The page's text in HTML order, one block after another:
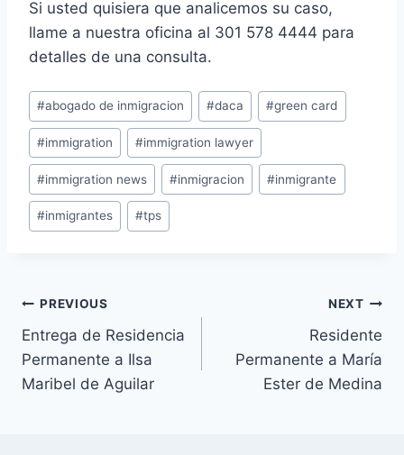
Si usted quisiera que analicemos su caso,
llame a nuestra oficina al 301 578 4444 para
detalles de una consulta.
#abogado de inmigracion #daca #green card
#immigration #immigration lawyer
#immigration news #inmigracion #inmigrante
#inmigrantes #tps
PREVIOUS
Entrega de Residencia
Permanente a Ilsa
Maribel de Aguilar
NEXT
Residente
Permanente a María
Ester de Medina